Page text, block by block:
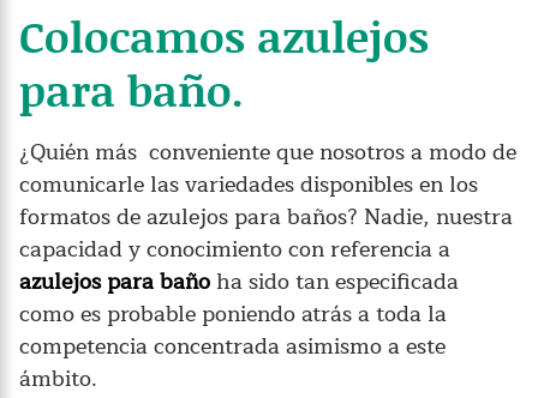
Colocamos azulejos
para baño.
¿Quién más conveniente que nosotros a modo de
comunicarle las variedades disponibles en los
formatos de azulejos para baños? Nadie, nuestra
capacidad y conocimiento con referencia a
azulejos para baño ha sido tan especificada
como es probable poniendo atrás a toda la
competencia concentrada asimismo a este
ámbito.